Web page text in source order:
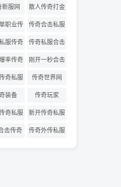
网
新服网
散人传奇打金
版
职业传
奇
传奇合击私服
服传奇
传奇私服合击
发布网
率传奇
刚开一秒合击
传奇
奇私服 传奇世界网
装备 传奇玩家
奇私服 新开传奇私服
击传奇 传奇外传私服